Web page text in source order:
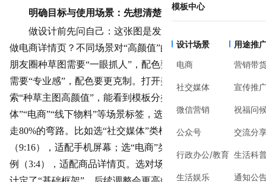
模板中心
设计场景
电商
社交媒体
微信营销
公众号
行政办公/教育
生活娱乐
用途推
营销带
宣传推
祝福问
交流分
生活科
通知公
明确目标与使用场景：先想清楚“给谁看”和“在哪看”
做设计前先问自己：这张图是发朋友圈、小红书，还是
做电商详情页？不同场景对“高颜值”的定义完全不同。比如
朋友圈种草图需要“一眼抓人”，配色要更跳脱；电商主图则
需要“专业感”，配色要更克制。打开美图设计室模板库，搜
索“种草主图高颜值”，能看到模板分类里直接标了“社交媒
体”“电商”“线下物料”等场景标签，选对应场景的模板能少
走80%的弯路。比如选“社交媒体”类模板，默认是竖版比例
（9:16），适配手机屏幕；选“电商”类模板，默认是横版比
例（3:4），适配商品详情页。选对场景模板，相当于给设